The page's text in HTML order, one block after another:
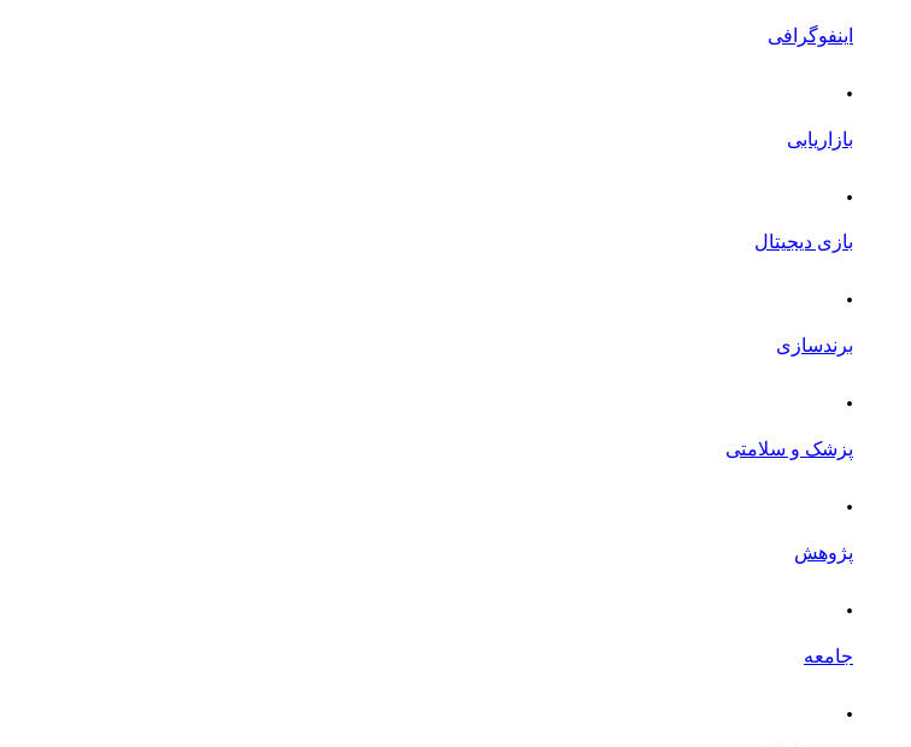
اینفوگرافی
.
بازاریابی
.
بازی دیجیتال
.
برندسازی
.
پزشک و سلامتی
.
پژوهش
.
جامعه
.